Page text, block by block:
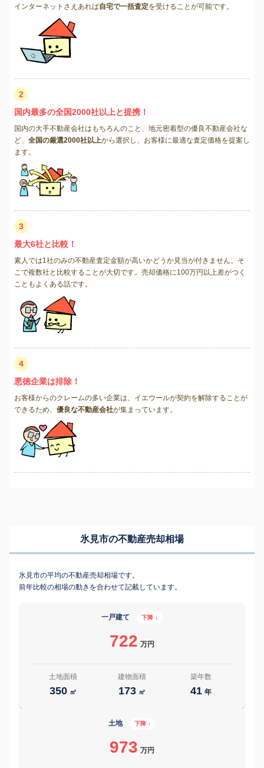
インターネットさえあれば自宅で一括査定を受けることが可能です。
2
国内最多の全国2000社以上と提携！
国内の大手不動産会社はもちろんのこと、地元密着型の優良不動産会社な
ど、 全国の厳選2000社以上から選択し、お客様に最適な査定価格を提案し
ます。
3
最大6社と比較！
素人では1社のみの不動産査定金額が高いかどうか見当が付きません。そ
こで複数社と比較することが大切です。売却価格に100万円以上差がつく
こともよくある話です。
4
悪徳企業は排除！
お客様からのクレームの多い企業は、イエウールが契約を解除することが
できるため、 優良な不動産会社が集まっています。
氷見市の不動産売却相場
氷見市の平均の不動産売却相場です。
前年比較の相場の動きを合わせて記載しています。
一戸建て 下降 ↓
722 万円
土地面積
350 ㎡
建物面積
173 ㎡
築年数
41 年
土地 下降 ↓
973 万円